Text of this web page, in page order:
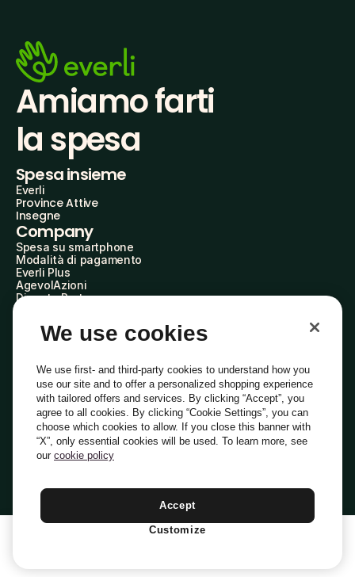
Amiamo farti
la spesa
Spesa insieme
Everli
Province Attive
Insegne
Company
Spesa su smartphone
Modalità di pagamento
Everli Plus
AgevolAzioni
Diventa Partner
Everli Shoppers
About Us
Everli News
Domande frequenti
Lavora con noi
Diventa Shopper
Investitori
PrivacyCookiePreferenze Cookie
Termini e CondizioniCodice Etico
Indirizzo PEC: everli@pec.it - indirizzo DPO: dpo@everli.com
Italiano
We use cookies
We use first- and third-party cookies to understand how you
use our site and to offer a personalized shopping experience
with tailored offers and services. By clicking “Accept”, you
agree to all cookies. By clicking “Cookie Settings”, you can
choose which cookies to allow. If you close this banner with
“X”, only essential cookies will be used. To learn more, see
our cookie policy
Accept
Customize